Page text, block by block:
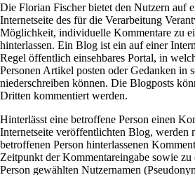
Die Florian Fischer bietet den Nutzern auf
Internetseite des für die Verarbeitung
Möglichkeit, individuelle Kommentare zu
hinterlassen. Ein Blog ist ein auf einer
Regel öffentlich einsehbares Portal, in
Personen Artikel posten oder Gedanken in
niederschreiben können. Die Blogposts
Dritten kommentiert werden.
Hinterlässt eine betroffene Person einen
Internetseite veröffentlichten Blog, werden
betroffenen Person hinterlassenen
Zeitpunkt der Kommentareingabe sowie
Person gewählten Nutzernamen